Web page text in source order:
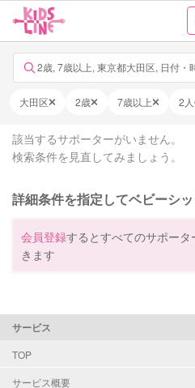
2歳, 7歳以上, 東京都大田区, 日付・
大田区 2歳 7歳以上 2
該当するサポーターがいません。
検索条件を見直してみましょう。
詳細条件を指定してベビーシ
会員登録するとすべてのサポー
きます
サービス
TOP
サービス概要